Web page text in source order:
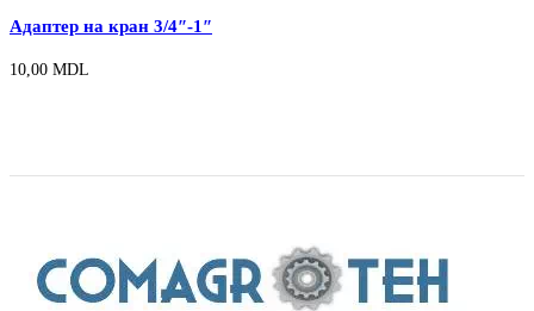
Адаптер на кран 3/4″-1″
10,00 MDL